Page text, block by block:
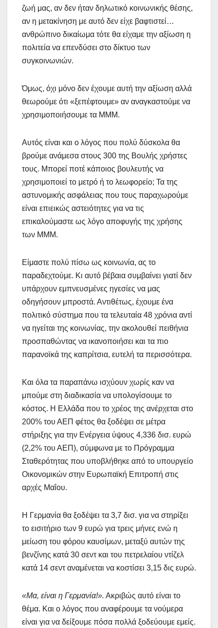
ζωή μας, αν δεν ήταν δηλωτικό κοινωνικής θέσης,
αν η μετακίνηση με αυτό δεν είχε βαφτιστεί…
ανθρώπινο δικαίωμα τότε θα είχαμε την αξίωση η
πολιτεία να επενδύσει στο δίκτυο των
συγκοινωνιών.
Όμως, όχι μόνο δεν έχουμε αυτή την αξίωση αλλά
θεωρούμε ότι «ξεπέφτουμε» αν αναγκαστούμε να
χρησιμοποιήσουμε τα ΜΜΜ.
Αυτός είναι και ο λόγος που πολύ δύσκολα θα
βρούμε ανάμεσα στους 300 της Βουλής χρήστες
τους. Μπορεί ποτέ κάποιος βουλευτής να
χρησιμοποιεί το μετρό ή το λεωφορείο; Τα της
αστυνομικής ασφάλειας που τους παραχωρούμε
είναι επιεικώς αστειότητες για να τις
επικαλούμαστε ως λόγο αποφυγής της χρήσης
των ΜΜΜ.
Είμαστε πολύ πίσω ως κοινωνία, ας το
παραδεχτούμε. Κι αυτό βέβαια συμβαίνει γιατί δεν
υπάρχουν εμπνευσμένες ηγεσίες να μας
οδηγήσουν μπροστά. Αντιθέτως, έχουμε ένα
πολιτικό σύστημα που τα τελευταία 48 χρόνια αντί
να ηγείται της κοινωνίας, την ακολουθεί πειθήνια
προσπαθώντας να ικανοποιήσει και τα πιο
παρανοϊκά της καπρίτσια, ευτελή τα περισσότερα.
Και όλα τα παραπάνω ισχύουν χωρίς καν να
μπούμε στη διαδικασία να υπολογίσουμε το
κόστος. Η Ελλάδα που το χρέος της ανέρχεται στο
200% του ΑΕΠ φέτος θα ξοδέψει σε μέτρα
στήριξης για την Ενέργεια ύψους 4,336 δισ. ευρώ
(2,2% του ΑΕΠ), σύμφωνα με το Πρόγραμμα
Σταθερότητας που υποβλήθηκε από το υπουργείο
Οικονομικών στην Ευρωπαϊκή Επιτροπή στις
αρχές Μαΐου.
Η Γερμανία θα ξοδέψει τα 3,7 δισ. για να στηρίξει
το εισιτήριο των 9 ευρώ για τρεις μήνες ενώ η
μείωση του φόρου καυσίμων, μεταξύ αυτών της
βενζίνης κατά 30 σεντ και του πετρελαίου ντίζελ
κατά 14 σεντ αναμένεται να κοστίσει 3,15 δις ευρώ.
«Μα, είναι η Γερμανία!». Ακριβώς αυτό είναι το
θέμα. Και ο λόγος που αναφέρουμε τα νούμερα
είναι για να δείξουμε πόσα πολλά ξοδεύουμε εμείς.